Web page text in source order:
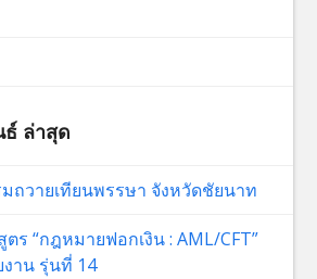
ล่าสุด
มถวายเทียนพรรษา จังหวัดชัยนาท
ร “กฎหมายฟอกเงิน : AML/CFT”
าน รุ่นที่ 14